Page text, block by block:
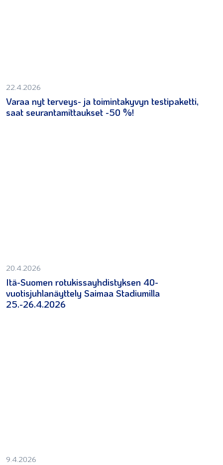
22.4.2026
Varaa nyt terveys- ja toimintakyvyn testipaketti,
saat seurantamittaukset -50 %!
20.4.2026
Itä-Suomen rotukissayhdistyksen 40-
vuotisjuhlanäyttely Saimaa Stadiumilla
25.-26.4.2026
9.4.2026